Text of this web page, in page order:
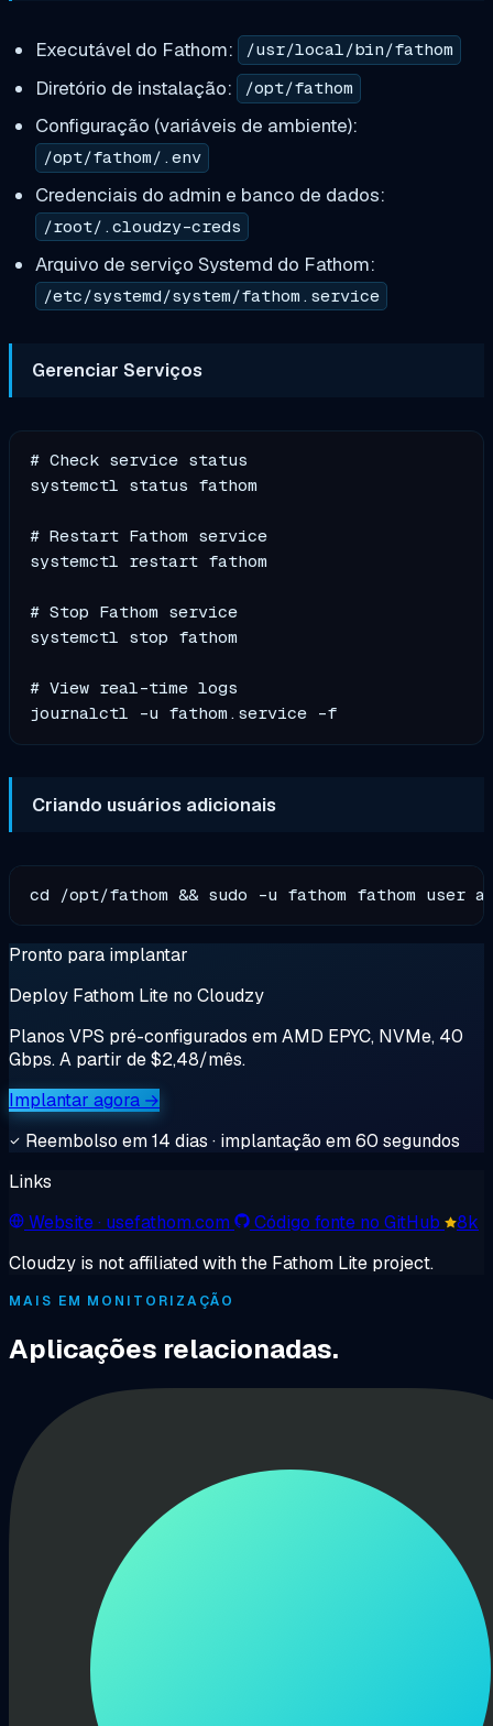
Executável do Fathom: /usr/local/bin/fathom
Diretório de instalação: /opt/fathom
Configuração (variáveis de ambiente):
/opt/fathom/.env
Credenciais do admin e banco de dados:
/root/.cloudzy-creds
Arquivo de serviço Systemd do Fathom:
/etc/systemd/system/fathom.service
Gerenciar Serviços
# Check service status
systemctl status fathom
# Restart Fathom service
systemctl restart fathom
# Stop Fathom service
systemctl stop fathom
# View real-time logs
Criando usuários adicionais
Pronto para implantar
Deploy Fathom Lite no Cloudzy
Planos VPS pré-configurados em AMD EPYC, NVMe, 40
Gbps. A partir de $2,48/mês.
Implantar agora →
Reembolso em 14 dias · implantação em 60 segundos
Links
Website· usefathom.com Código fonte no GitHub
8k
Cloudzy is not affiliated with the Fathom Lite project.
MAIS EM MONITORIZAÇÃO
Aplicações relacionadas.